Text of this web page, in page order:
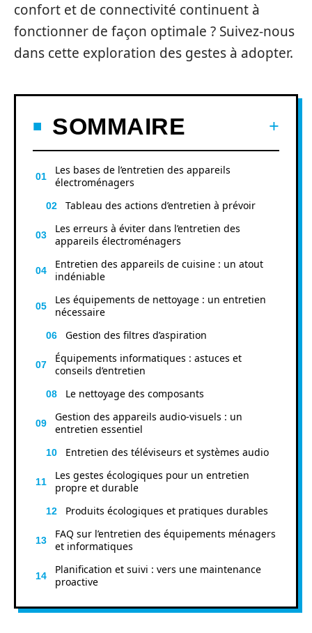
confort et de connectivité continuent à
fonctionner de façon optimale ? Suivez-nous
dans cette exploration des gestes à adopter.
SOMMAIRE
Les bases de l’entretien des appareils
électroménagers
Tableau des actions d’entretien à prévoir
Les erreurs à éviter dans l’entretien des
appareils électroménagers
Entretien des appareils de cuisine : un atout
indéniable
Les équipements de nettoyage : un entretien
nécessaire
Gestion des filtres d’aspiration
Équipements informatiques : astuces et
conseils d’entretien
Le nettoyage des composants
Gestion des appareils audio-visuels : un
entretien essentiel
Entretien des téléviseurs et systèmes audio
Les gestes écologiques pour un entretien
propre et durable
Produits écologiques et pratiques durables
FAQ sur l’entretien des équipements ménagers
et informatiques
Planification et suivi : vers une maintenance
proactive